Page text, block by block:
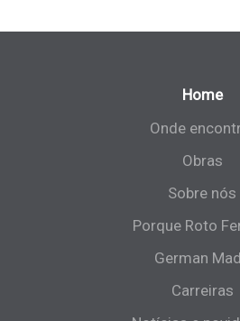
Home
Onde
Obras
Sobre nós
Porque Roto
German
Carreiras